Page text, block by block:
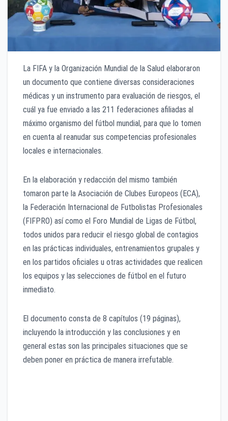
La FIFA y la Organización Mundial de la Salud elaboraron
un documento que contiene diversas consideraciones
médicas y un instrumento para evaluación de riesgos, el
cuál ya fue enviado a las 211 federaciones afiliadas al
máximo organismo del fútbol mundial, para que lo tomen
en cuenta al reanudar sus competencias profesionales
locales e internacionales.
En la elaboración y redacción del mismo también
tomaron parte la Asociación de Clubes Europeos (ECA),
la Federación Internacional de Futbolistas Profesionales
(FIFPRO) así como el Foro Mundial de Ligas de Fútbol,
todos unidos para reducir el riesgo global de contagios
en las prácticas individuales, entrenamientos grupales y
en los partidos oficiales u otras actividades que realicen
los equipos y las selecciones de fútbol en el futuro
inmediato.
El documento consta de 8 capítulos (19 páginas),
incluyendo la introducción y las conclusiones y en
general estas son las principales situaciones que se
deben poner en práctica de manera irrefutable.